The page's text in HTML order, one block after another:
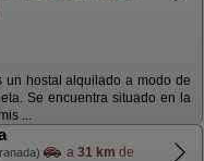
un hostal alquilado a modo de
Se encuentra situado en la
...
a 31 km de